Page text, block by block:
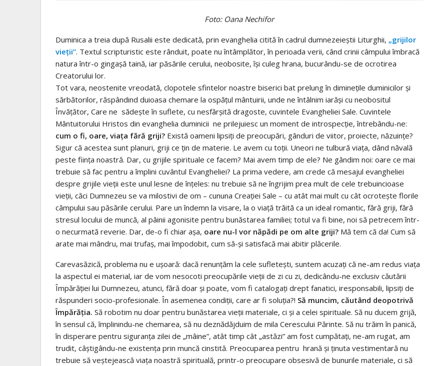
Foto: Oana Nechifor
Duminica a treia după Rusalii este dedicată, prin evanghelia citită în cadrul dumnezeieștii Liturghii, „grijilor
vieții”. Textul scripturistic este rânduit, poate nu întâmplător, în perioada verii, când crinii câmpului îmbracă
natura într-o gingașă taină, iar păsările cerului, neobosite, își culeg hrana, bucurându-se de ocrotirea
Creatorului lor.
Tot vara, neostenite vreodată, clopotele sfintelor noastre biserici bat prelung în diminețile duminicilor și
sărbătorilor, răspândind duioasa chemare la ospățul mântuirii, unde ne întâlnim iarăși cu neobositul
Învățător, Care ne sădește în suflete, cu nesfârșită dragoste, cuvintele Evangheliei Sale. Cuvintele
Mântuitorului Hristos din evanghelia duminicii ne prilejuiesc un moment de introspecție, întrebându-ne:
cum o fi, oare, viața fără griji? Există oameni lipsiți de preocupări, gânduri de viitor, proiecte, năzuințe?
Sigur că acestea sunt planuri, griji ce țin de materie. Le avem cu toții. Uneori ne tulbură viața, dând năvală
peste ființa noastră. Dar, cu grijile spirituale ce facem? Mai avem timp de ele? Ne gândim noi: oare ce mai
trebuie să fac pentru a împlini cuvântul Evangheliei? La prima vedere, am crede că mesajul evangheliei
despre grijile vieții este unul lesne de înțeles: nu trebuie să ne îngrijim prea mult de cele trebuincioase
vieții, căci Dumnezeu se va milostivi de om – cununa Creației Sale – cu atât mai mult cu cât ocrotește florile
câmpului sau păsările cerului. Pare un îndemn la visare, la o viață trăită ca un ideal romantic, fără griji, fără
stresul locului de muncă, al pâinii agonisite pentru bunăstarea familiei; totul va fi bine, noi să petrecem într-
o necurmată reverie. Dar, de-o fi chiar așa, oare nu-l vor năpădi pe om alte griji? Mă tem că da! Cum să
arate mai mândru, mai trufaș, mai împodobit, cum să-și satisfacă mai abitir plăcerile.
Carevasăzică, problema nu e ușoară: dacă renunțăm la cele sufletești, suntem acuzați că ne-am redus viața
la aspectul ei material, iar de vom nesocoti preocupările vieții de zi cu zi, dedicându-ne exclusiv căutării
Împărăției lui Dumnezeu, atunci, fără doar și poate, vom fi catalogați drept fanatici, iresponsabili, lipsiți de
răspunderi socio-profesionale. În asemenea condiții, care ar fi soluția?! Să muncim, căutând deopotrivă
Împărăția. Să robotim nu doar pentru bunăstarea vieții materiale, ci și a celei spirituale. Să nu ducem grijă,
în sensul că, împlinindu-ne chemarea, să nu deznădăjduim de mila Cerescului Părinte. Să nu trăim în panică,
în disperare pentru siguranța zilei de „mâine”, atât timp cât „astăzi” am fost cumpătați, ne-am rugat, am
trudit, câștigându-ne existența prin muncă cinstită. Preocuparea pentru hrană și ținuta vestimentară nu
trebuie să veștejească viața noastră spirituală, printr-o preocupare obsesivă de bunurile materiale, ci să